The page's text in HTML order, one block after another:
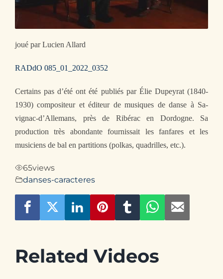
joué par Lucien Allard
RADdO 085_01_2022_0352
Certains pas d’été ont été publiés par Élie Dupeyrat (1840-
1930) compositeur et éditeur de musiques de danse à Sa­
vignac-d’Allemans, près de Ribérac en Dordogne. Sa
production très abondante fournissait les fanfares et les
musiciens de bal en partitions (polkas, quadrilles, etc.).
65views
danses-caracteres
Related Videos